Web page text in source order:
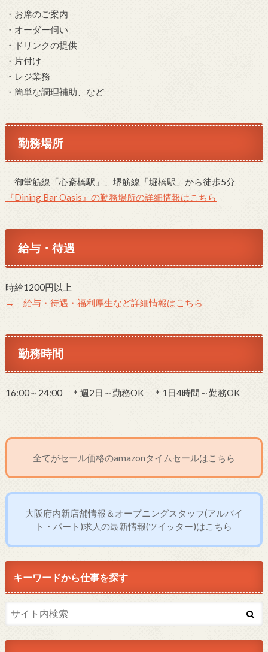
・お席のご案内
・オーダー伺い
・ドリンクの提供
・片付け
・レジ業務
・簡単な調理補助、など
勤務場所
御堂筋線「心斎橋駅」、堺筋線「堀橋駅」から徒歩5分
『Dining Bar Oasis』の勤務場所の詳細情報はこちら
給与・待遇
時給1200円以上
→ 給与・待遇・福利厚生など詳細情報はこちら
勤務時間
16:00～24:00 ＊週2日～勤務OK ＊1日4時間～勤務OK
全てがセール価格のamazonタイムセールはこちら
大阪府内新店舗情報＆オープニングスタッフ(アルバイ
ト・パート)求人の最新情報(ツイッター)はこちら
キーワードから仕事を探す